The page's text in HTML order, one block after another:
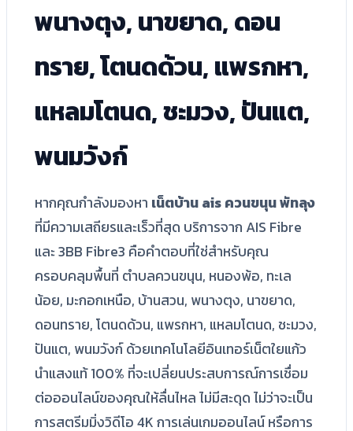
พนางตุง, นาขยาด, ดอน
ทราย, โตนดด้วน, แพรกหา,
แหลมโตนด, ชะมวง, ปันแต,
พนมวังก์
หากคุณกำลังมองหา เน็ตบ้าน ais ควนขนุน พัทลุง
ที่มีความเสถียรและเร็วที่สุด บริการจาก AIS Fibre
และ 3BB Fibre3 คือคำตอบที่ใช่สำหรับคุณ
ครอบคลุมพื้นที่ ตำบลควนขนุน, หนองพ้อ, ทะเล
น้อย, มะกอกเหนือ, บ้านสวน, พนางตุง, นาขยาด,
ดอนทราย, โตนดด้วน, แพรกหา, แหลมโตนด, ชะมวง,
ปันแต, พนมวังก์ ด้วยเทคโนโลยีอินเทอร์เน็ตใยแก้ว
นำแสงแท้ 100% ที่จะเปลี่ยนประสบการณ์การเชื่อม
ต่อออนไลน์ของคุณให้ลื่นไหล ไม่มีสะดุด ไม่ว่าจะเป็น
การสตรีมมิ่งวิดีโอ 4K การเล่นเกมออนไลน์ หรือการ